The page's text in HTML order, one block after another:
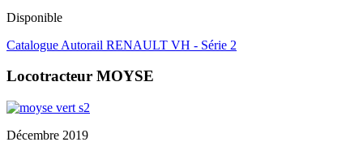
Disponible
Catalogue Autorail RENAULT VH - Série 2
Locotracteur MOYSE
Décembre 2019